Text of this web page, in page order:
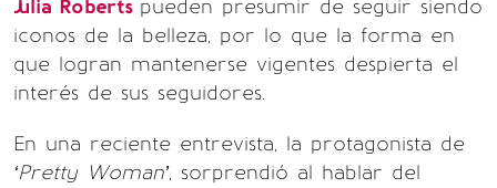
Julia Roberts pueden presumir de seguir siendo
iconos de la belleza, por lo que la forma en
que logran mantenerse vigentes despierta el
interés de sus seguidores.
En una reciente entrevista, la protagonista de
‘Pretty Woman’, sorprendió al hablar del